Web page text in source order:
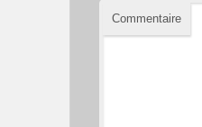
Commentaire